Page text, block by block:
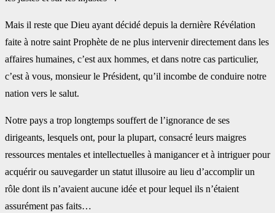
Mais il reste que Dieu ayant décidé depuis la dernière Révélation
faite à notre saint Prophète de ne plus intervenir directement dans les
affaires humaines, c’est aux hommes, et dans notre cas particulier,
c’est à vous, monsieur le Président, qu’il incombe de conduire notre
nation vers le salut.
Notre pays a trop longtemps souffert de l’ignorance de ses
dirigeants, lesquels ont, pour la plupart, consacré leurs maigres
ressources mentales et intellectuelles à manigancer et à intriguer pour
acquérir ou sauvegarder un statut illusoire au lieu d’accomplir un
rôle dont ils n’avaient aucune idée et pour lequel ils n’étaient
assurément pas faits…